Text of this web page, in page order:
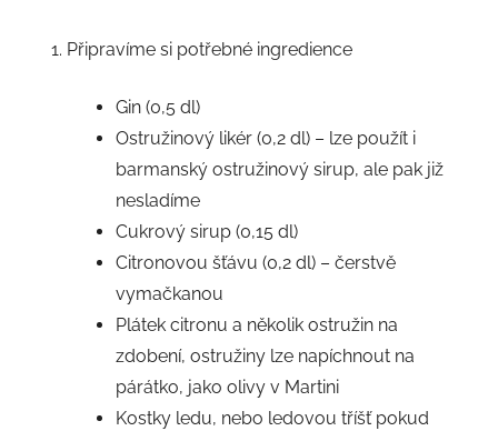
Připravíme si potřebné ingredience
Gin (0,5 dl)
Ostružinový likér (0,2 dl) – lze použít i
barmanský ostružinový sirup, ale pak již
nesladíme
Cukrový sirup (0,15 dl)
Citronovou šťávu (0,2 dl) – čerstvě
vymačkanou
Plátek citronu a několik ostružin na
zdobení, ostružiny lze napíchnout na
párátko, jako olivy v Martini
Kostky ledu, nebo ledovou tříšť pokud